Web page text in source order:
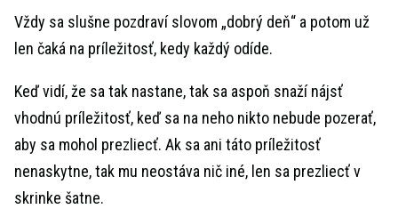
Vždy sa slušne pozdraví slovom „dobrý deň“ a potom už
len čaká na príležitosť, kedy každý odíde.
Keď vidí, že sa tak nastane, tak sa aspoň snaží nájsť
vhodnú príležitosť, keď sa na neho nikto nebude pozerať,
aby sa mohol prezliecť. Ak sa ani táto príležitosť
nenaskytne, tak mu neostáva nič iné, len sa prezliecť v
skrinke šatne.